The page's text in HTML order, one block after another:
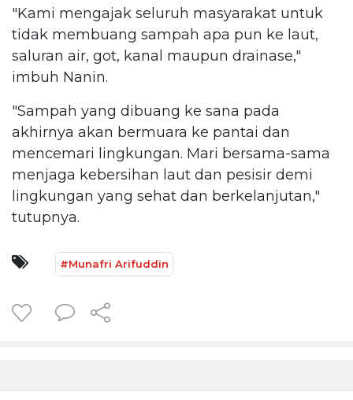
"Kami mengajak seluruh masyarakat untuk
tidak membuang sampah apa pun ke laut,
saluran air, got, kanal maupun drainase,"
imbuh Nanin.
"Sampah yang dibuang ke sana pada
akhirnya akan bermuara ke pantai dan
mencemari lingkungan. Mari bersama-sama
menjaga kebersihan laut dan pesisir demi
lingkungan yang sehat dan berkelanjutan,"
tutupnya.
#Munafri Arifuddin